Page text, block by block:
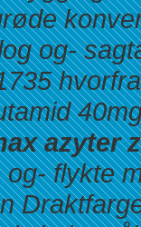
og-
azyter
flykte